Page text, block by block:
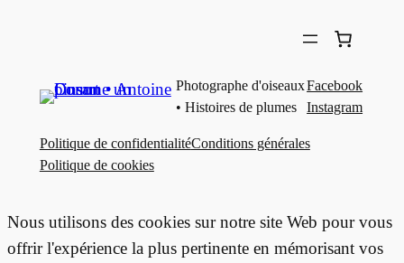
Photographe d'oiseaux
• Histoires de plumes
Facebook
Instagram
Politique de confidentialitéConditions générales
Politique de cookies
Nous utilisons des cookies sur notre site Web pour vous
offrir l'expérience la plus pertinente en mémorisant vos